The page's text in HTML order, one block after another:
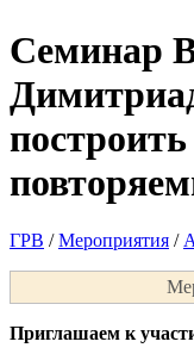
Cеминар
ГРВ / Мероприятия /
Приглашаем к